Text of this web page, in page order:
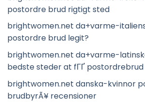
postordre brud rigtigt sted
brightwomen.net da+varme-
postordre brud legit?
brightwomen.net da+varme-
bedste steder at fГҐ postordrebrud
brightwomen.net danska-kvinnor
brudbyrÃ¥ recensioner